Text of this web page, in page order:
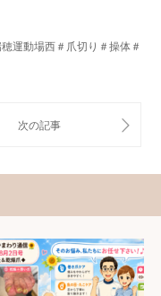
運動場西＃爪切り＃操体＃